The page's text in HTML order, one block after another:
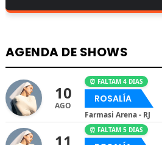
AGENDA DE SHOWS
10
AGO
⏰ FALTAM 4 DIAS
ROSALÍA
Farmasi Arena - RJ
11
⏰ FALTAM 5 DIAS